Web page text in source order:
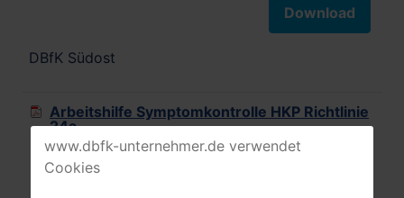
Download
DBfK Südost
Arbeitshilfe Symptomkontrolle HKP Richtlinie
24a
www.dbfk-unternehmer.de verwendet
Cookies